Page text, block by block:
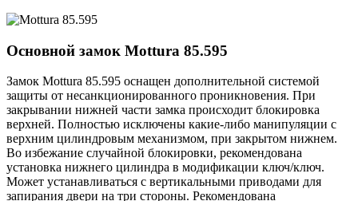
Основной замок Mottura 85.595
Замок Mottura 85.595 оснащен дополнительной системой
защиты от несанкционированного проникновения. При
закрывании нижней части замка происходит блокировка
верхней. Полностью исключены какие-либо манипуляции с
верхним цилиндровым механизмом, при закрытом нижнем.
Во избежание случайной блокировки, рекомендована
установка нижнего цилиндра в модификации ключ/ключ.
Может устанавливаться с вертикальными приводами для
запирания двери на три стороны. Рекомендована